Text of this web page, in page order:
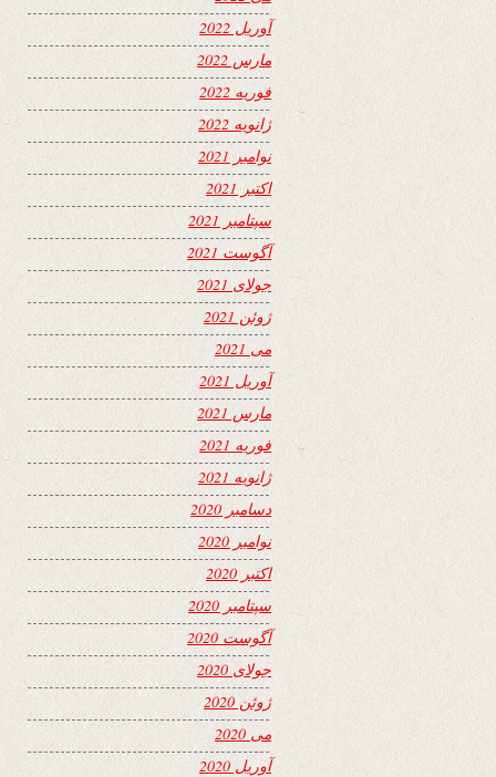
آوریل 2022
مارس 2022
فوریه 2022
ژانویه 2022
نوامبر 2021
اکتبر 2021
سپتامبر 2021
آگوست 2021
جولای 2021
ژوئن 2021
می 2021
آوریل 2021
مارس 2021
فوریه 2021
ژانویه 2021
دسامبر 2020
نوامبر 2020
اکتبر 2020
سپتامبر 2020
آگوست 2020
جولای 2020
ژوئن 2020
می 2020
آوریل 2020